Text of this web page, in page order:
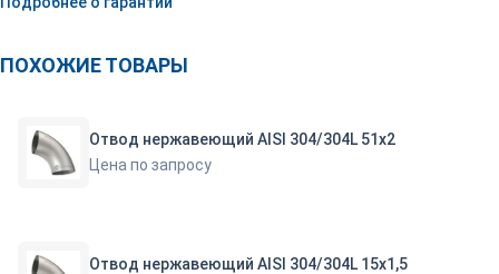
ПОХОЖИЕ ТОВАРЫ
Отвод нержавеющий AISI 304/304L 51х2
Цена по запросу
Отвод нержавеющий AISI 304/304L 15х1,5